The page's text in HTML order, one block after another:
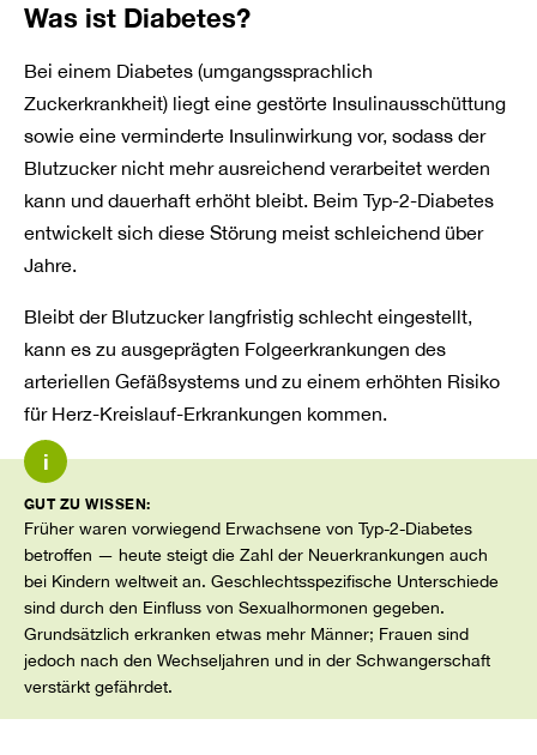
Was ist Diabetes?
Bei einem Diabetes (umgangssprachlich
Zuckerkrankheit) liegt eine gestörte Insulinausschüttung
sowie eine verminderte Insulinwirkung vor, sodass der
Blutzucker nicht mehr ausreichend verarbeitet werden
kann und dauerhaft erhöht bleibt. Beim Typ-2-Diabetes
entwickelt sich diese Störung meist schleichend über
Jahre.
Bleibt der Blutzucker langfristig schlecht eingestellt,
kann es zu ausgeprägten Folgeerkrankungen des
arteriellen Gefäßsystems und zu einem erhöhten Risiko
für Herz-Kreislauf-Erkrankungen kommen.
i
GUT ZU WISSEN:
Früher waren vorwiegend Erwachsene von Typ-2-Diabetes
betroffen — heute steigt die Zahl der Neuerkrankungen auch
bei Kindern weltweit an. Geschlechtsspezifische Unterschiede
sind durch den Einfluss von Sexualhormonen gegeben.
Grundsätzlich erkranken etwas mehr Männer; Frauen sind
jedoch nach den Wechseljahren und in der Schwangerschaft
verstärkt gefährdet.